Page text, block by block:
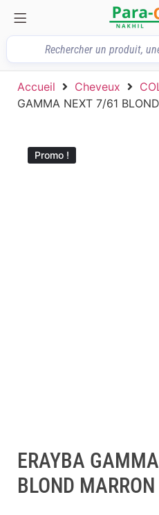
Accueil Cheveux
GAMMA NEXT 7/61
Promo !
ERAYBA
BLOND MARRON